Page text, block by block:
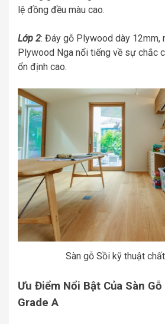
lệ đồng đều màu cao.
Lớp 2: Đáy gỗ Plywood dày 12mm,
Plywood Nga nổi tiếng về sự chắc
ổn định cao.
Sàn gỗ Sồi kỹ thuật
Ưu Điểm Nổi Bật Của Sàn
Grade A